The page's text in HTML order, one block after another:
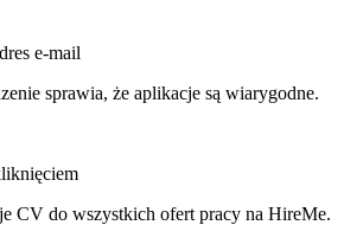
e-mail
sprawia, że aplikacje są wiarygodne.
CV do wszystkich ofert pracy na HireMe.